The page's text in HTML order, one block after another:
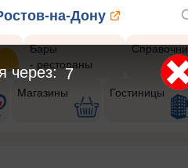
на-Дону
Бары
- рестораны
Магазины Гостиницы
5
через: